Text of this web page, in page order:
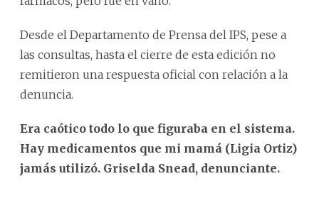
Desde el Departamento de Prensa del IPS, pese a
las consultas, hasta el cierre de esta edición no
remitieron una respuesta oficial con relación a la
denuncia.
Era caótico todo lo que figuraba en el sistema.
Hay medicamentos que mi mamá (Ligia Ortiz)
jamás utilizó. Griselda Snead, denunciante.